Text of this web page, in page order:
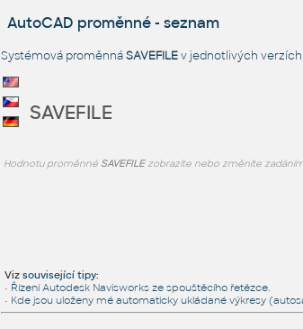
AutoCAD proměnné - seznam
Systémová proměnnáSAVEFILEv jednotlivých
SAVEFILE
Hodnotu proměnné SAVEFILEzobrazíte nebo změníte zadáním
Viz související tipy:
• Řízení Autodesk Navisworks ze spouštěcího řetězce.
• Kde jsou uloženy mé automaticky ukládané výkresy